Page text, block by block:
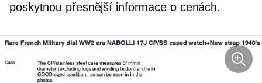
poskytnou přesnější informace o cenách.